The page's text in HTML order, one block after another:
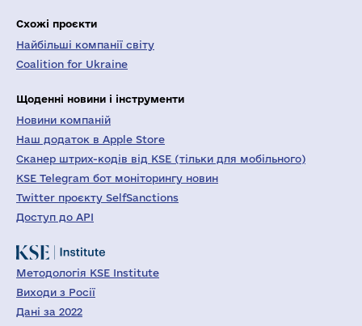
Схожі проєкти
Найбільші компанії світу
Coalition for Ukraine
Щоденні новини і інструменти
Новини компаній
Наш додаток в Apple Store
Сканер штрих-кодів від KSE (тільки для мобільного)
KSE Telegram бот моніторингу новин
Twitter проєкту SelfSanctions
Доступ до API
Методологія KSE Institute
Виходи з Росії
Дані за 2022